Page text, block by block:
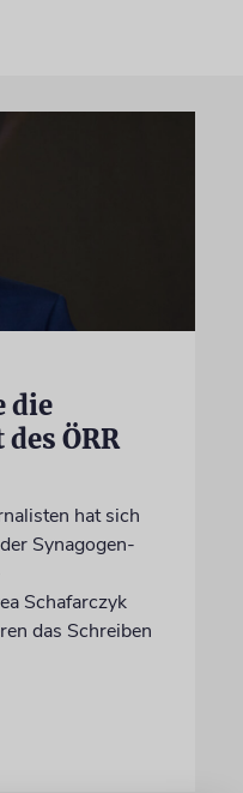
die
ÖRR
hat sich
Synagogen-
Schafarczyk
das Schreiben